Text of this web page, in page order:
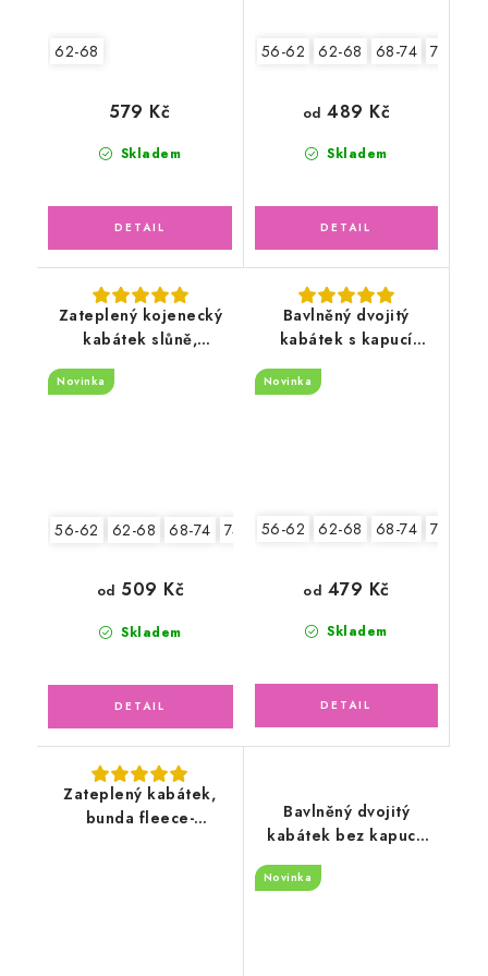
62-68
Skladem
579 Kč
56-62 62-68 68-74 74-80
Skladem
od 489 Kč
Zateplený kojenecký
kabátek slůně,
lososový
Novinka
56-62 62-68 68-74 74-80 80-86
Skladem
od 509 Kč
Bavlněný dvojitý
kabátek s kapucí
pudrově růžový, květy
Novinka
56-62 62-68 68-74 74-80
Skladem
od 479 Kč
Zateplený kabátek,
bunda fleece-
Bavlněný dvojitý
kabátek bez kapuce
hrošíci
Novinka